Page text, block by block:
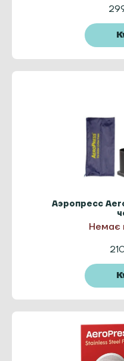
Аэропресс
Немає